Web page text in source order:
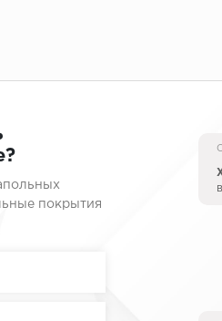
покрытия